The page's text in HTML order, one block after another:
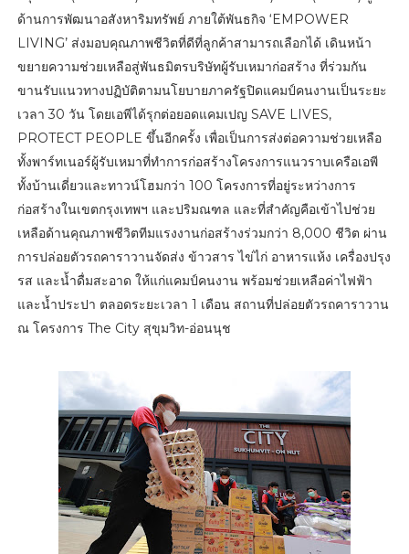
ด้านการพัฒนาอสังหาริมทรัพย์ ภายใต้พันธกิจ ‘EMPOWER
LIVING’ ส่งมอบคุณภาพชีวิตที่ดีที่ลูกค้าสามารถเลือกได้ เดินหน้า
ขยายความช่วยเหลือสู่พันธมิตรบริษัทผู้รับเหมาก่อสร้าง ที่ร่วมกัน
ขานรับแนวทางปฏิบัติตามนโยบายภาครัฐปิดแคมป์คนงานเป็นระยะ
เวลา 30 วัน โดยเอพีได้รุกต่อยอดแคมเปญ SAVE LIVES,
PROTECT PEOPLE ขึ้นอีกครั้ง เพื่อเป็นการส่งต่อความช่วยเหลือ
ทั้งพาร์ทเนอร์ผู้รับเหมาที่ทำการก่อสร้างโครงการแนวราบเครือเอพี
ทั้งบ้านเดี่ยวและทาวน์โฮมกว่า 100 โครงการที่อยู่ระหว่างการ
ก่อสร้างในเขตกรุงเทพฯ และปริมณฑล และที่สำคัญคือเข้าไปช่วย
เหลือด้านคุณภาพชีวิตทีมแรงงานก่อสร้างร่วมกว่า 8,000 ชีวิต ผ่าน
การปล่อยตัวรถคาราวานจัดส่ง ข้าวสาร ไข่ไก่ อาหารแห้ง เครื่องปรุง
รส และน้ำดื่มสะอาด ให้แก่แคมป์คนงาน พร้อมช่วยเหลือค่าไฟฟ้า
และน้ำประปา ตลอดระยะเวลา 1 เดือน สถานที่ปล่อยตัวรถคาราวาน
ณ โครงการ The City สุขุมวิท-อ่อนนุช